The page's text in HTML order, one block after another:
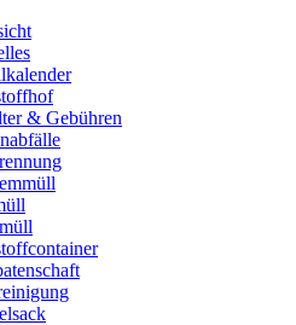
& Gebühren